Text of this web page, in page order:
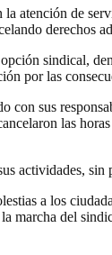
la atención de
derechos
sindical,
por las
con sus
las
actividades,
a los
la marcha del